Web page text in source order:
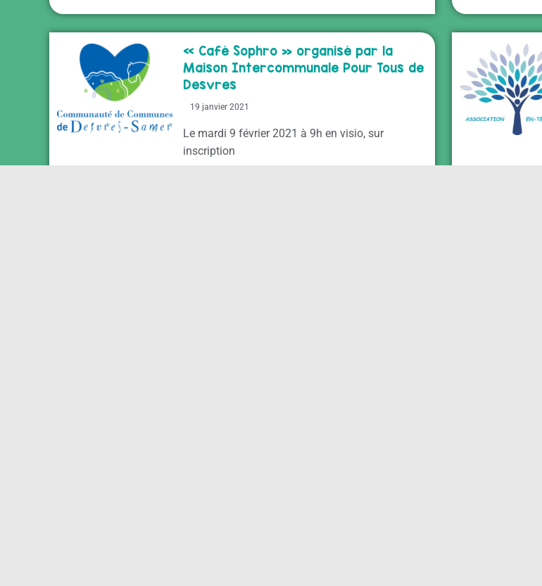
« Café Sophro » organisé par la
Maison Intercommunale Pour Tous de
Desvres
19 janvier 2021
Le mardi 9 février 2021 à 9h en visio, sur
inscription